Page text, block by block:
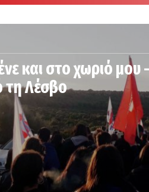
και στο χωριό μου
τη Λέσβο